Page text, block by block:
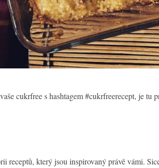
cukrfree s hashtagem #cukrfreerecept, je tu
receptů, který jsou inspirovaný právě vámi.